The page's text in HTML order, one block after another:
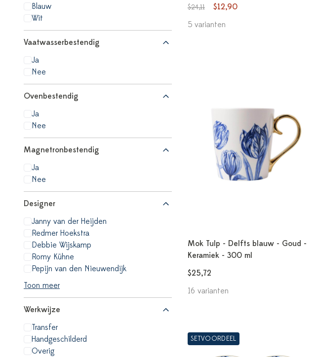
Blauw
Wit
Vaatwasserbestendig
Ja
Nee
Ovenbestendig
Ja
Nee
Magnetronbestendig
Ja
Nee
Designer
Janny van der Heijden
Redmer Hoekstra
Debbie Wijskamp
Romy Kühne
Pepijn van den Nieuwendijk
Toon meer
Werkwijze
Transfer
Handgeschilderd
Overig
$24,11
$12,90
5 varianten
Mok Tulp - Delfts blauw - Goud -
Keramiek - 300 ml
$25,72
16 varianten
SETVOORDEEL